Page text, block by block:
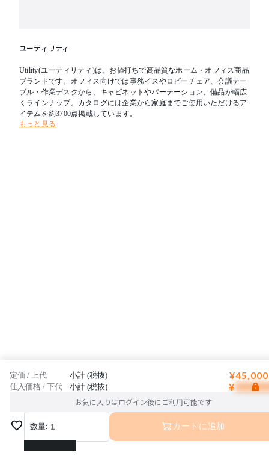
ユーティリティ
Utility(ユーティリティ)は、お値打ちで高品質なホーム・オフィス商品
ブランドです。オフィス向けでは事務イスやロビーチェア、会議テー
ブル・作業デスクから、キャビネットやパーテーション、備品が幅広
くラインナップ。カタログには企業から家庭までご使用いただけるア
イテムを約3700点掲載しています。
もっと見る
定価 / 上代 小計 (税抜)
仕入価格 / 下代 小計 (税抜) ¥
お気に入りはログイン後にご利用可能です
数量: 1
1
カートに追加